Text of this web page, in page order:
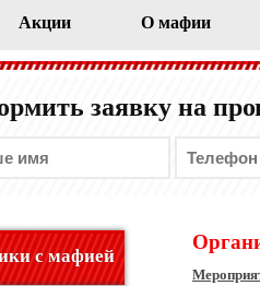
Акции О мафии
заявку на
с мафией